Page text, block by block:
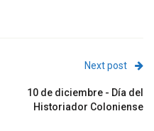
Next post
10 de diciembre - Día del
Historiador Coloniense